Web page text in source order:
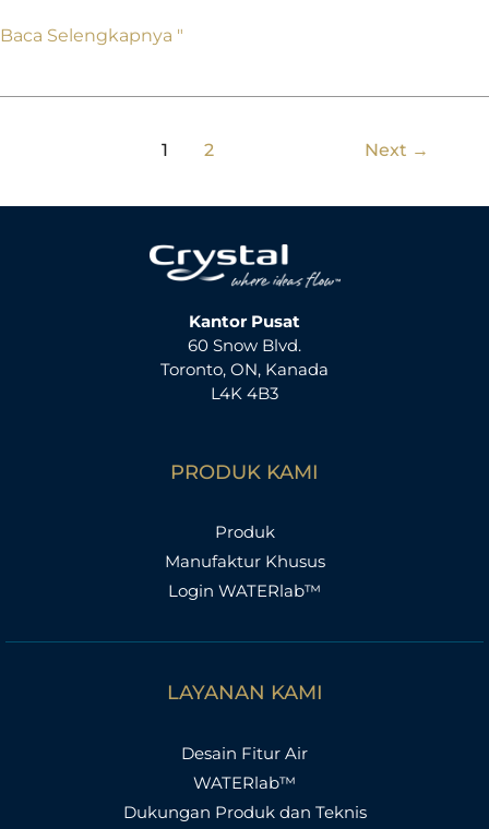
Baca Selengkapnya "
1 2 Next →
Kantor Pusat
60 Snow Blvd.
Toronto, ON, Kanada
L4K 4B3
PRODUK KAMI
Produk
Manufaktur Khusus
Login WATERlab™
LAYANAN KAMI
Desain Fitur Air
WATERlab™
Dukungan Produk dan Teknis